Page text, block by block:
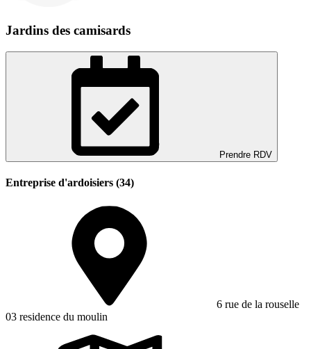
Jardins des camisards
Prendre RDV
Entreprise d'ardoisiers (34)
6 rue de la rouselle
03 residence du moulin